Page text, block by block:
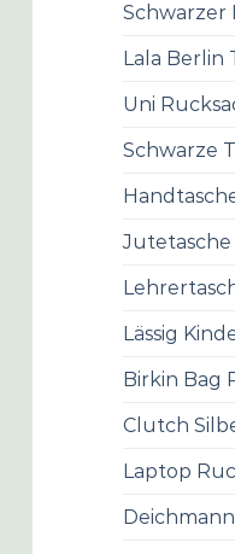
Schwarzer
Lala Berlin
Uni
Schwarze
Jutetasche
Lässig
Birkin Bag
Clutch
Laptop